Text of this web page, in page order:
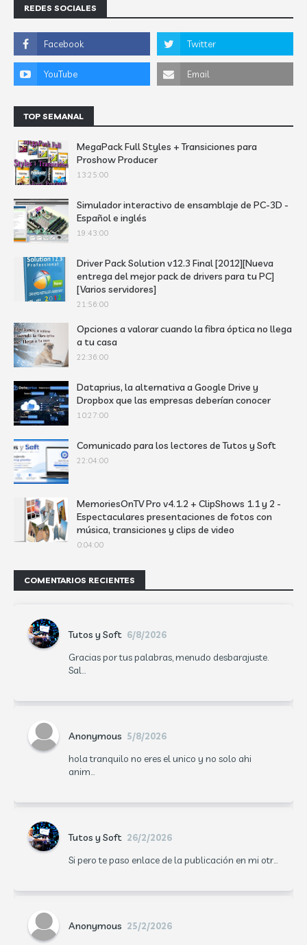
REDES SOCIALES
TOP SEMANAL
MegaPack Full Styles + Transiciones para
Proshow Producer
13:25:00
Simulador interactivo de ensamblaje de PC-3D -
Español e inglés
19:43:00
Driver Pack Solution v12.3 Final [2012][Nueva
entrega del mejor pack de drivers para tu PC]
[Varios servidores]
21:56:00
Opciones a valorar cuando la fibra óptica no llega
a tu casa
22:36:00
Dataprius, la alternativa a Google Drive y
Dropbox que las empresas deberían conocer
10:27:00
Comunicado para los lectores de Tutos y Soft
22:04:00
MemoriesOnTV Pro v4.1.2 + ClipShows 1.1 y 2 -
Espectaculares presentaciones de fotos con
música, transiciones y clips de video
0:04:00
COMENTARIOS RECIENTES
Tutos y Soft 6/8/2026
Gracias por tus palabras, menudo desbarajuste.
Sal...
Anonymous 5/8/2026
hola tranquilo no eres el unico y no solo ahi
anim...
Tutos y Soft 26/2/2026
Si pero te paso enlace de la publicación en mi otr...
Anonymous 25/2/2026